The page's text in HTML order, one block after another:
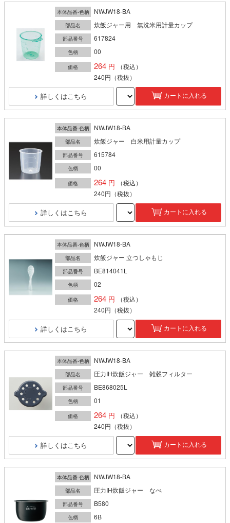
本体品番-色柄 NWJW18-BA
部品名 炊飯ジャー用 無洗米用計量カップ
部品番号 617824
色柄 00
価格 264
（税込）
240円 （税抜）
詳しくはこちら カートに入れる
本体品番-色柄 NWJW18-BA
部品名 炊飯ジャー 白米用計量カップ
部品番号 615784
色柄 00
価格 264
（税込）
240円 （税抜）
詳しくはこちら カートに入れる
本体品番-色柄 NWJW18-BA
部品名 炊飯ジャー 立つしゃもじ
部品番号 BE814041L
色柄 02
価格 264
（税込）
240円 （税抜）
詳しくはこちら カートに入れる
本体品番-色柄 NWJW18-BA
部品名 圧力IH炊飯ジャー 雑穀フィルター
部品番号 BE868025L
色柄 01
価格 264
（税込）
240円 （税抜）
詳しくはこちら カートに入れる
本体品番-色柄 NWJW18-BA
部品名 圧力IH炊飯ジャー なべ
部品番号 B580
色柄 6B